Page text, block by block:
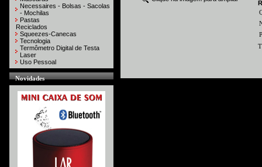
Necessaires - Bolsas - Sacolas
- Mochilas
Pastas
Reciclados
Squeezes-Canecas
Tecnologia
Termômetro Digital de Testa
Laser
Uso Pessoal
Novidades